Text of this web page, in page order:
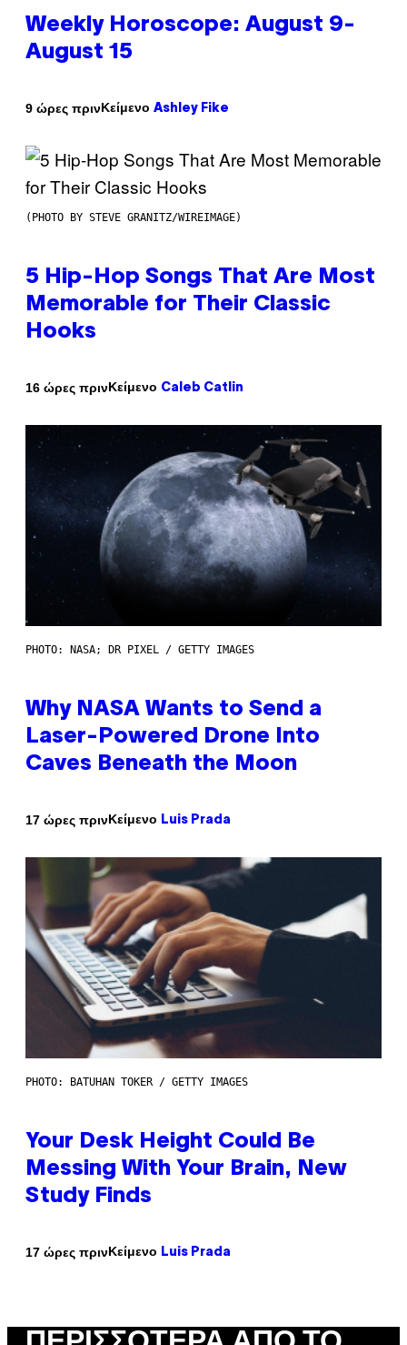
Weekly Horoscope: August 9-
August 15
9 ώρες πρινΚείμενο Ashley Fike
(PHOTO BY STEVE GRANITZ/WIREIMAGE)
5 Hip-Hop Songs That Are Most
Memorable for Their Classic
Hooks
16 ώρες πρινΚείμενο Caleb Catlin
PHOTO: NASA; DR PIXEL / GETTY IMAGES
Why NASA Wants to Send a
Laser-Powered Drone Into
Caves Beneath the Moon
17 ώρες πρινΚείμενο Luis Prada
PHOTO: BATUHAN TOKER / GETTY IMAGES
Your Desk Height Could Be
Messing With Your Brain, New
Study Finds
17 ώρες πρινΚείμενο Luis Prada